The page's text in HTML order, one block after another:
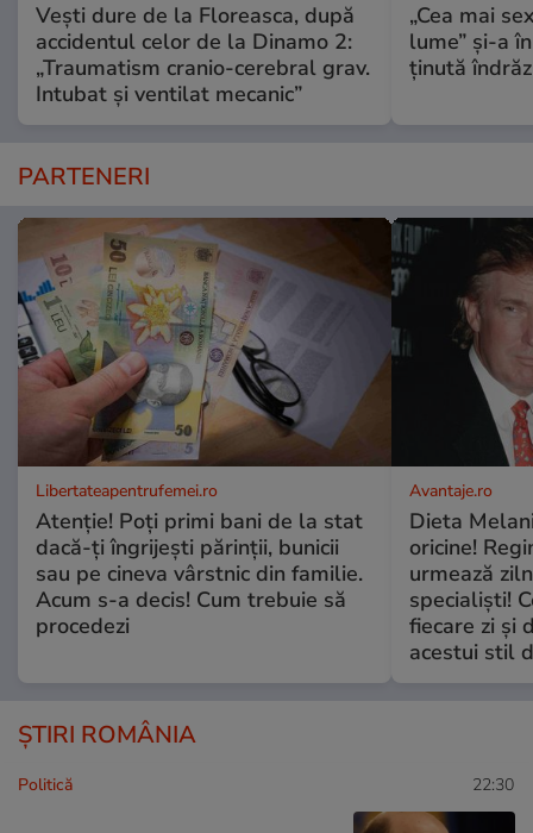
Vești dure de la Floreasca, după
accidentul celor de la Dinamo 2:
„Traumatism cranio-cerebral grav.
Intubat și ventilat mecanic”
„Cea mai
lume” și-a
ținută
PARTENERI
Libertateapentrufemei.ro
Atenție! Poți primi bani de la stat
dacă-ți îngrijești părinții, bunicii
sau pe cineva vârstnic din familie.
Acum s-a decis! Cum trebuie să
procedezi
Avantaje.ro
Dieta
oricine!
urmează
specialiști!
fiecare zi și
acestui stil
ȘTIRI ROMÂNIA
Politică 22:30